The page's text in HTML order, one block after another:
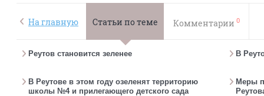
На главную Статьи по теме Комментарии 0
Реутов становится зеленее В
В Реутове в этом году озеленят территорию
школы №4 и прилегающего детского сада
Меры